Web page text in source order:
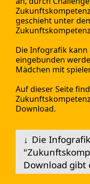
geschieht unter
Die Infografik
eingebunden
Mädchen mit
Auf dieser Seite
Download.
Die Infografik
Download gibt